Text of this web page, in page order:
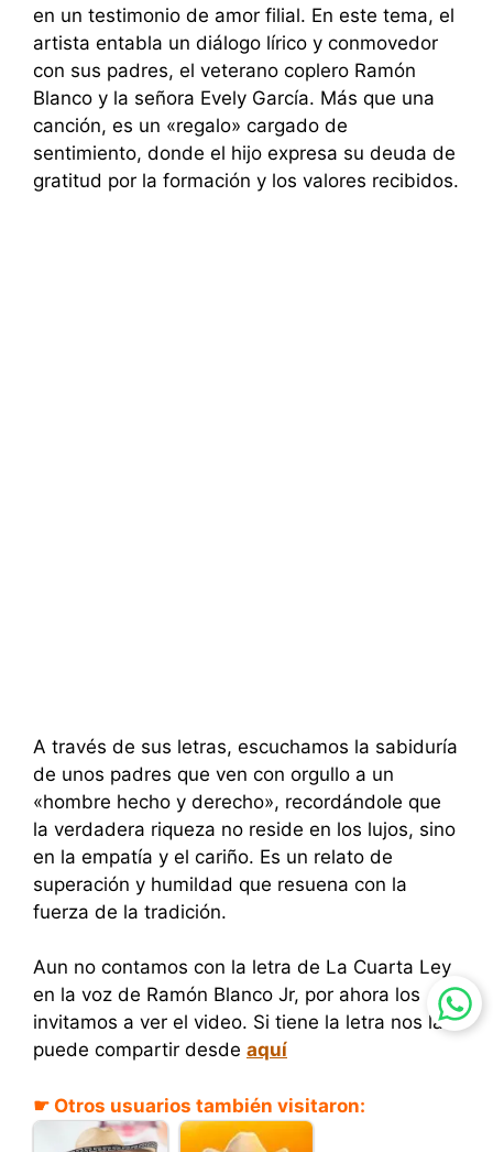
en un testimonio de amor filial. En este tema, el
artista entabla un diálogo lírico y conmovedor
con sus padres, el veterano coplero Ramón
Blanco y la señora Evely García. Más que una
canción, es un «regalo» cargado de
sentimiento, donde el hijo expresa su deuda de
gratitud por la formación y los valores recibidos.
A través de sus letras, escuchamos la sabiduría
de unos padres que ven con orgullo a un
«hombre hecho y derecho», recordándole que
la verdadera riqueza no reside en los lujos, sino
en la empatía y el cariño. Es un relato de
superación y humildad que resuena con la
fuerza de la tradición.
Aun no contamos con la letra de La Cuarta Ley
en la voz de Ramón Blanco Jr, por ahora los
invitamos a ver el video. Si tiene la letra nos la
puede compartir desde aquí
☛ Otros usuarios también visitaron: